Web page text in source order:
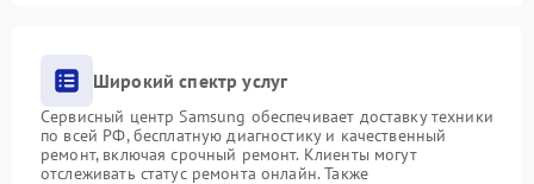
Широкий спектр услуг
Сервисный центр Samsung обеспечивает доставку техники
по всей РФ, бесплатную диагностику и качественный
ремонт, включая срочный ремонт. Клиенты могут
отслеживать статус ремонта онлайн. Также